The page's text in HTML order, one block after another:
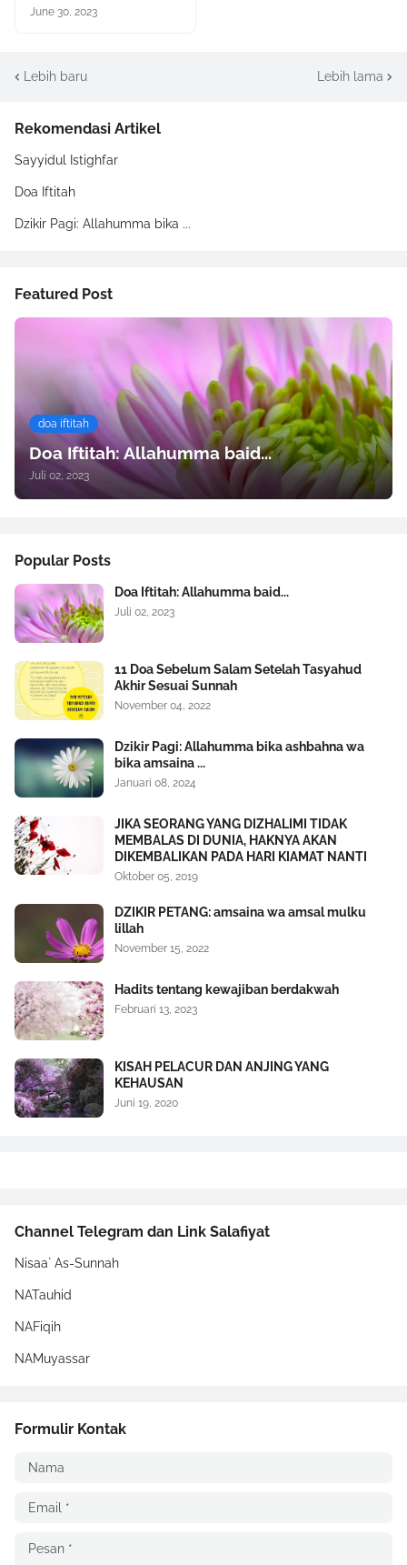
June 30, 2023
Lebih baru Lebih lama
Rekomendasi Artikel
Sayyidul Istighfar
Doa Iftitah
Dzikir Pagi: Allahumma bika ...
Featured Post
doa iftitah
Doa Iftitah: Allahumma baid...
Juli 02, 2023
Popular Posts
Doa Iftitah: Allahumma baid...
Juli 02, 2023
11 Doa Sebelum Salam Setelah Tasyahud
Akhir Sesuai Sunnah
November 04, 2022
Dzikir Pagi: Allahumma bika ashbahna wa
bika amsaina ...
Januari 08, 2024
JIKA SEORANG YANG DIZHALIMI TIDAK
MEMBALAS DI DUNIA, HAKNYA AKAN
DIKEMBALIKAN PADA HARI KIAMAT NANTI
Oktober 05, 2019
DZIKIR PETANG: amsaina wa amsal mulku
lillah
November 15, 2022
Hadits tentang kewajiban berdakwah
Februari 13, 2023
KISAH PELACUR DAN ANJING YANG
KEHAUSAN
Juni 19, 2020
Channel Telegram dan Link Salafiyat
Nisaa` As-Sunnah
NATauhid
NAFiqih
NAMuyassar
Formulir Kontak